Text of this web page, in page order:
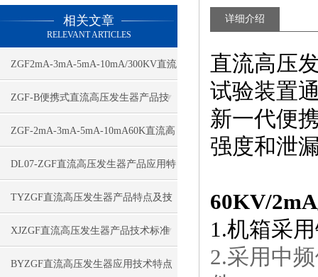
相关文章
RELEVANT ARTICLES
ZGF2mA-3mA-5mA-10mA/300KV直流
高压发生器应用特点
ZGF-B便携式直流高压发生器产品技
术特点
ZGF-2mA-3mA-5mA-10mA60K直流高
压发生器技术特点
DL07-ZGF直流高压发生器产品应用特
点
TYZGF直流高压发生器产品特点及技
术指标
XJZGF直流高压发生器产品技术标准
BYZGF直流高压发生器应用技术特点
详细介绍
直流高压
试验装置
新一代便
强度和泄
60KV/
1.机箱采
2.采用中